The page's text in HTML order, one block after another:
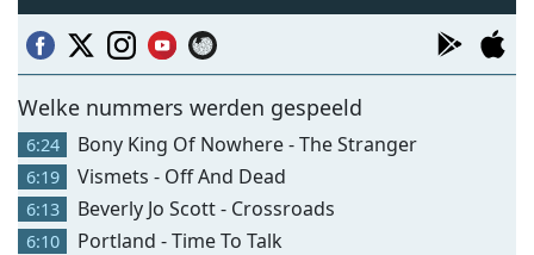
Welke nummers werden gespeeld
6:24 Bony King Of Nowhere - The Stranger
6:19 Vismets - Off And Dead
6:13 Beverly Jo Scott - Crossroads
6:10 Portland - Time To Talk